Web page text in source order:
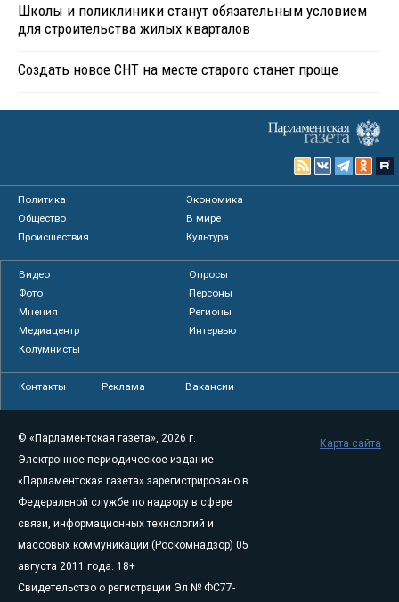
Школы и поликлиники станут обязательным условием
для строительства жилых кварталов
Создать новое СНТ на месте старого станет проще
Политика
Экономика
Общество
В мире
Происшествия
Культура
Видео
Опросы
Фото
Персоны
Мнения
Регионы
Медиацентр
Интервью
Колумнисты
Контакты Реклама Вакансии
© «Парламентская газета», 2026 г.
Электронное периодическое издание
«Парламентская газета» зарегистрировано в
Федеральной службе по надзору в сфере
связи, информационных технологий и
массовых коммуникаций (Роскомнадзор) 05
августа 2011 года. 18+
Свидетельство о регистрации Эл № ФС77-
Карта сайта